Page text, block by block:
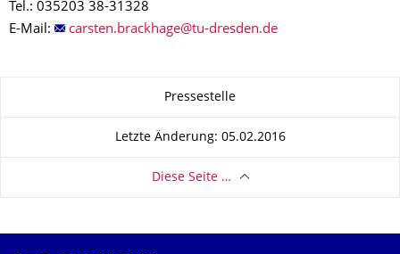
Tel.: 035203 38-31328
E-Mail:
Pressestelle
Letzte Änderung: 05.02.2016
Diese Seite …